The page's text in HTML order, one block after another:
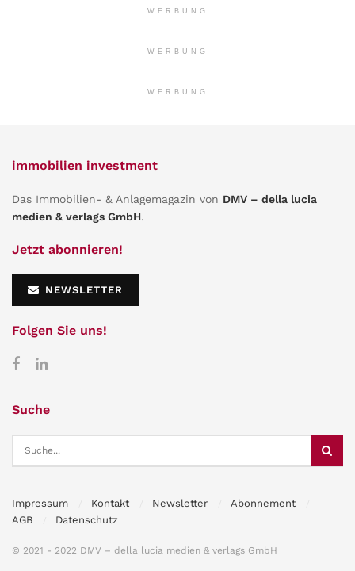
WERBUNG
WERBUNG
WERBUNG
immobilien investment
Das Immobilien- & Anlagemagazin von DMV – della lucia
medien & verlags GmbH.
Jetzt abonnieren!
NEWSLETTER
Folgen Sie uns!
Suche
Impressum Kontakt Newsletter
Abonnement
AGB
Datenschutz
© 2021 - 2022 DMV – della lucia medien & verlags GmbH